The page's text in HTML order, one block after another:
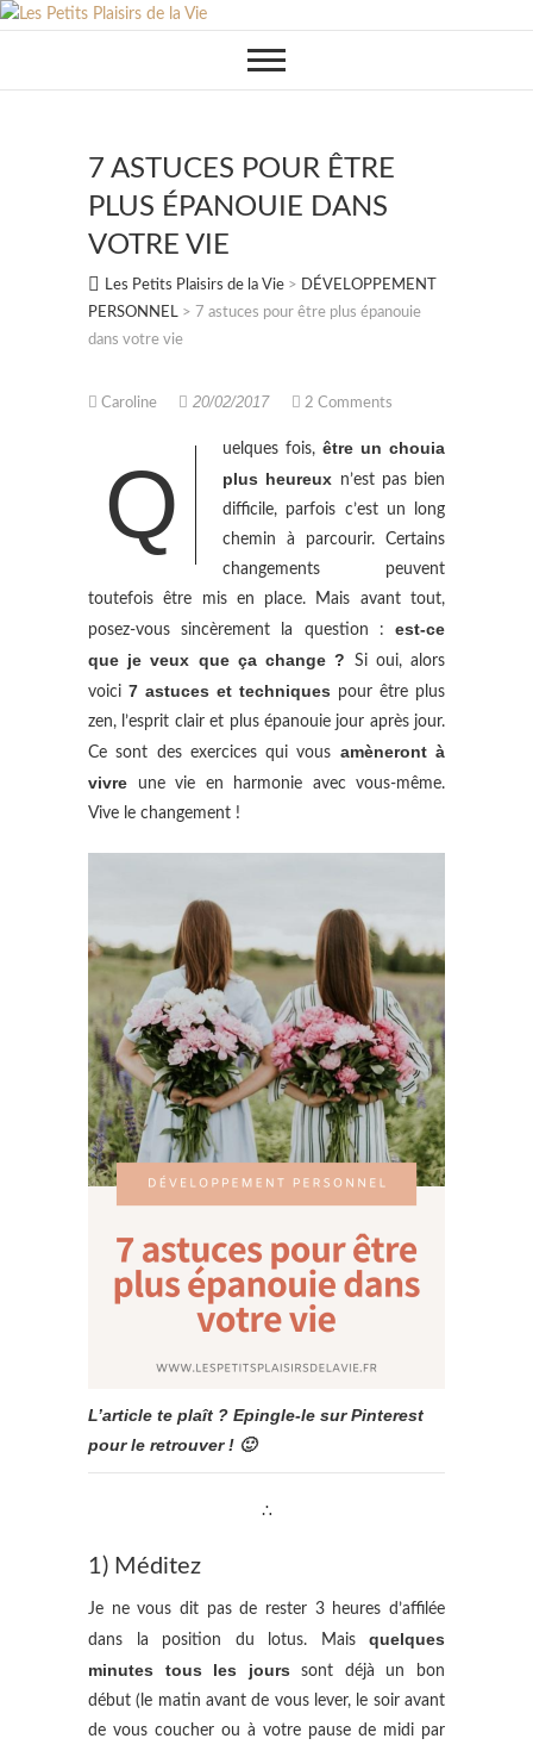
Skip
7 ASTUCES POUR ÊTRE
PLUS ÉPANOUIE DANS
VOTRE VIE
Les Petits Plaisirs de la Vie > DÉVELOPPEMENT
PERSONNEL > 7 astuces pour être plus épanouie
dans votre vie
Caroline 20/02/2017 2 Comments
Q
uelques fois, être un chouia
plus heureux n’est pas bien
difficile, parfois c’est un long
chemin à parcourir. Certains
changements peuvent
toutefois être mis en place. Mais avant tout,
posez-vous sincèrement la question : est-ce
que je veux que ça change ? Si oui, alors
voici 7 astuces et techniques pour être plus
zen, l’esprit clair et plus épanouie jour après jour.
Ce sont des exercices qui vous amèneront à
vivre une vie en harmonie avec vous-même.
Vive le changement !
L’article te plaît ? Epingle-le sur Pinterest
pour le retrouver ! 🙂
∴
1) Méditez
Je ne vous dit pas de rester 3 heures d’affilée
dans la position du lotus. Mais quelques
minutes tous les jours sont déjà un bon
début (le matin avant de vous lever, le soir avant
de vous coucher ou à votre pause de midi par